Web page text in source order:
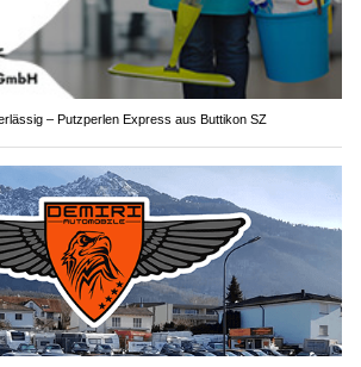
– Putzperlen Express aus Buttikon SZ